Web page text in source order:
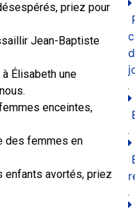
priez pour
Jean-Baptiste
Élisabeth une
enceintes,
des femmes en
enfants avortés, priez